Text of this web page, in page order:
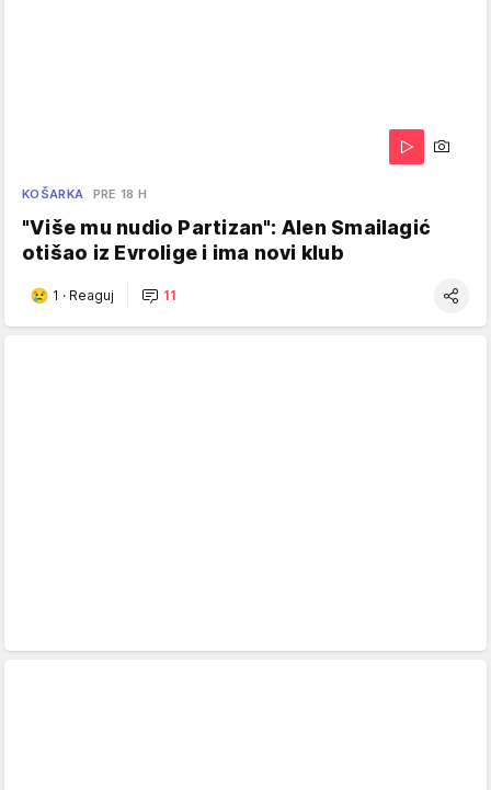
KOŠARKA PRE 18 H
"Više mu nudio Partizan": Alen Smailagić
otišao iz Evrolige i ima novi klub
1 · Reaguj 11